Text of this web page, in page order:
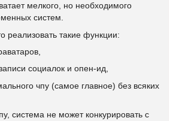
мелкого, но необходимого
систем.
реализовать такие функции:
социалок и опен-ид,
чпу (самое главное) без всяких
система не может конкурировать с